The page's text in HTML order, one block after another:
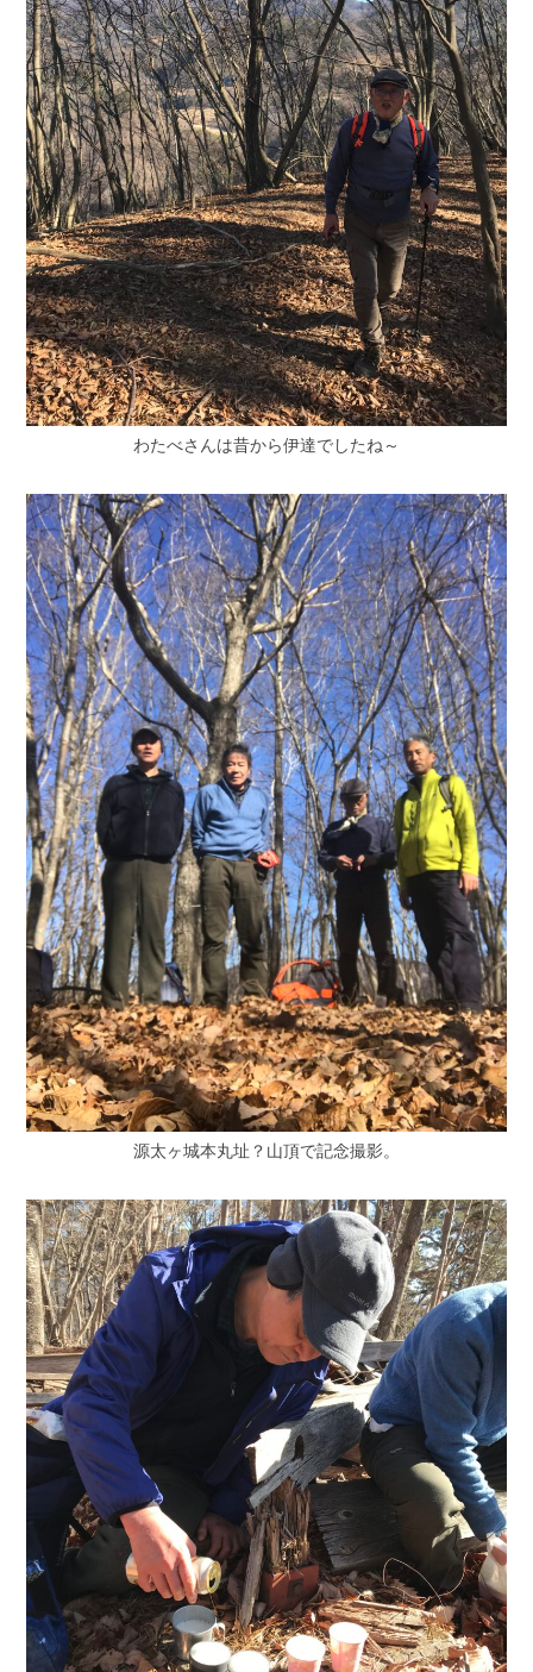
わたべさんは昔から伊達でしたね～
源太ヶ城本丸址？山頂で記念撮影。